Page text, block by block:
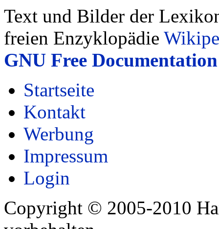
Text und Bilder der
freien Enzyklopädie
GNU Free
Startseite
Kontakt
Werbung
Impressum
Login
Copyright © 2005-2010